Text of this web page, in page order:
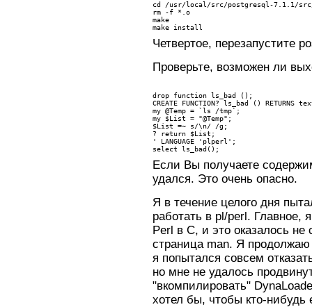
cd /usr/local/src/postgresql-7.1.1/
rm -f *.o
make
make install
Четвертое, перезапустите
Проверьте, возможен ли
drop function ls_bad ();
CREATE FUNCTION? ls_bad () RETURNS
my @Temp = `ls /tmp`;
my $List = "@Temp";
$List =~ s/\n/ /g;
?
return $List;
' LANGUAGE 'plperl';
select ls_bad();
Если Вы получаете
удался. Это очень опасно.
Я в течение целого дня
работать в pl/perl. Главное,
Perl в C, и это оказалось
страница man. Я
я попытался совсем
но мне не удалось
"вкомпилировать"
хотел бы, чтобы кто-нибудь